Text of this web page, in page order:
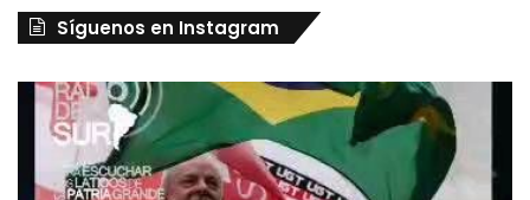
Síguenos en Instagram